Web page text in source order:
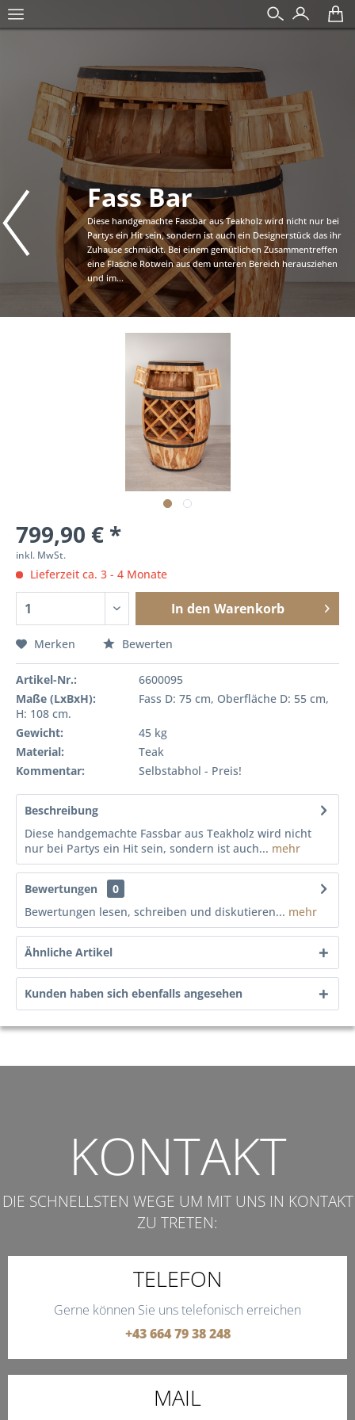
Fass Bar
Diese handgemachte Fassbar aus Teakholz wird nicht nur bei
Partys ein Hit sein, sondern ist auch ein Designerstück das ihr
Zuhause schmückt. Bei einem gemütlichen Zusammentreffen
eine Flasche Rotwein aus dem unteren Bereich herausziehen
und im...
799,90 € *
inkl. MwSt.
Lieferzeit ca. 3 - 4 Monate
In den Warenkorb
Merken Bewerten
Artikel-Nr.:
6600095
Maße (LxBxH):
Fass D: 75 cm, Oberfläche D: 55 cm,
H: 108 cm.
Gewicht:
45 kg
Material:
Teak
Kommentar:
Selbstabhol - Preis!
Beschreibung
Diese handgemachte Fassbar aus Teakholz wird nicht
nur bei Partys ein Hit sein, sondern ist auch... mehr
Bewertungen
0
Bewertungen lesen, schreiben und diskutieren... mehr
Ähnliche Artikel
Kunden haben sich ebenfalls angesehen
KONTAKT
DIE SCHNELLSTEN WEGE UM MIT UNS IN KONTAKT
ZU TRETEN:
TELEFON
Gerne können Sie uns telefonisch erreichen
+43 664 79 38 248
MAIL